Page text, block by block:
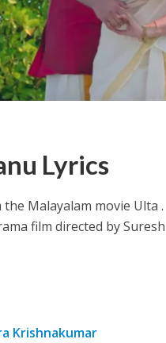
Selvan: I [2022]
Lyrics
Malayalam movie Ulta .
film directed by
Krishnakumar